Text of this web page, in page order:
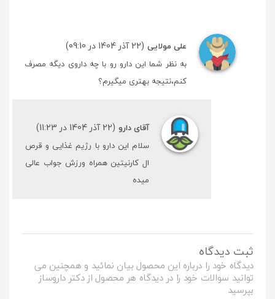
علی مولایی (22 آذر 1404 در 09:10)
به نظر شما این دارو رو با چه داروی دیگه مصرف
کنم،نتیجه بهتری میگیرم؟
آقای دارو (22 آذر 1404 در 11:23)
سلام این دارو با رژیم غذایی و قرص
ال کارنیتین همراه ورزش جواب عالی
میده
ثبت دیدگاه
دیدگاه خود را درباره این محصول بیان نمائید و همچنین می
توانید سوالات خود را در دیدگاه هر محصول از دکتر داروساز
بپرسید